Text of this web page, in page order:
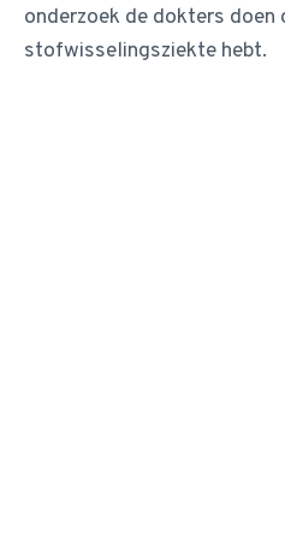
onderzoek de dokters doen
stofwisselingsziekte hebt.